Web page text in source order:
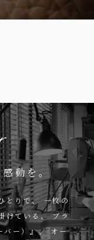
感動を。
とりで、一枚の
けている、ブラ
ー）』。オー